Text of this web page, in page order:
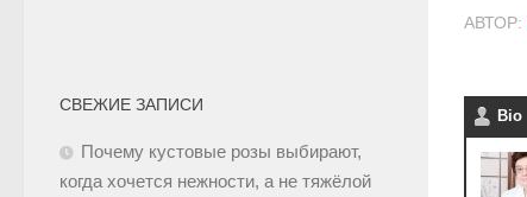
АВТОР:
Bio
СВЕЖИЕ ЗАПИСИ
Почему кустовые розы выбирают,
когда хочется нежности, а не тяжёлой